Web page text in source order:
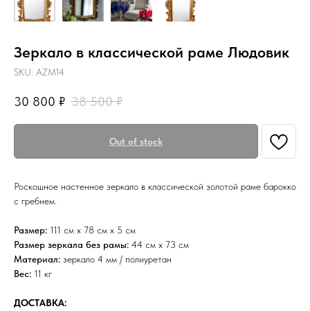
Зеркало в классической раме Людовик
SKU: AZM14
30 800 ₽ 38 500 ₽
Out of stock
Роскошное настенное зеркало в классической золотой раме барокко
с гребнем.
Размер: 111 см х 78 см х 5 см
Размер зеркала без рамы: 44 см х 73 см
Материал: зеркало 4 мм / полиуретан
Вес: 11 кг
ДОСТАВКА: